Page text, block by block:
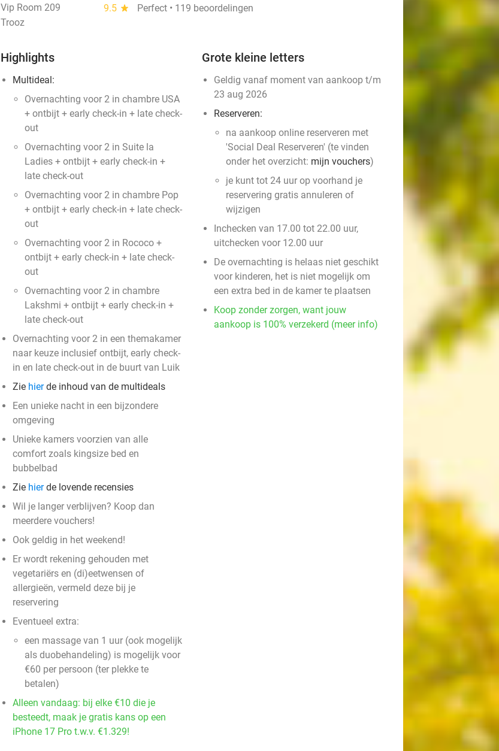
Vip Room 209 9.5 star
Perfect • 119 beoordelingen
Trooz
Highlights
Multideal:
Overnachting voor 2 in chambre USA
+ ontbijt + early check-in + late check-
out
Overnachting voor 2 in Suite la
Ladies + ontbijt + early check-in +
late check-out
Overnachting voor 2 in chambre Pop
+ ontbijt + early check-in + late check-
out
Overnachting voor 2 in Rococo +
ontbijt + early check-in + late check-
out
Overnachting voor 2 in chambre
Lakshmi + ontbijt + early check-in +
late check-out
Overnachting voor 2 in een themakamer
naar keuze inclusief ontbijt, early check-
in en late check-out in de buurt van Luik
Zie hierde inhoud van de multideals
Een unieke nacht in een bijzondere
omgeving
Unieke kamers voorzien van alle
comfort zoals kingsize bed en
bubbelbad
Zie hierde lovende recensies
Wil je langer verblijven? Koop dan
meerdere vouchers!
Ook geldig in het weekend!
Er wordt rekening gehouden met
vegetariërs en (di)eetwensen of
allergieën, vermeld deze bij je
reservering
Eventueel extra:
een massage van 1 uur (ook mogelijk
als duobehandeling) is mogelijk voor
€60 per persoon (ter plekke te
betalen)
Alleen vandaag: bij elke €10 die je
besteedt, maak je gratis kans op een
iPhone 17 Pro t.w.v. €1.329!
Grote kleine letters
Geldig vanaf moment van aankoop t/m
23 aug 2026
Reserveren:
na aankoop online reserveren met
'Social Deal Reserveren' (te vinden
onder het overzicht: mijn vouchers)
je kunt tot 24 uur op voorhand je
reservering gratis annuleren of
wijzigen
Inchecken van 17.00 tot 22.00 uur,
uitchecken voor 12.00 uur
De overnachting is helaas niet geschikt
voor kinderen, het is niet mogelijk om
een extra bed in de kamer te plaatsen
Koop zonder zorgen, want jouw
aankoop is 100% verzekerd (meer info)